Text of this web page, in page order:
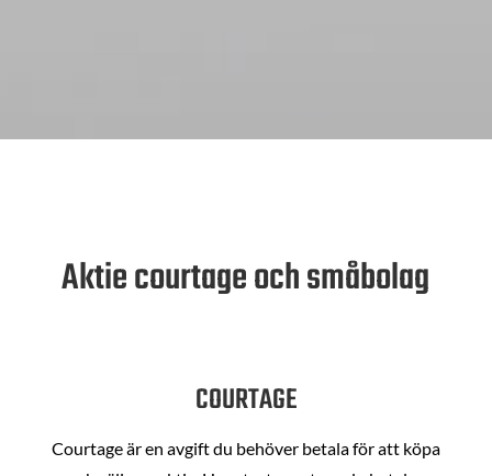
Aktie courtage och småbolag
COURTAGE
Courtage är en avgift du behöver betala för att köpa